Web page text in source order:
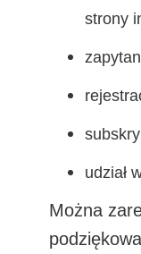
strony
udział
Można